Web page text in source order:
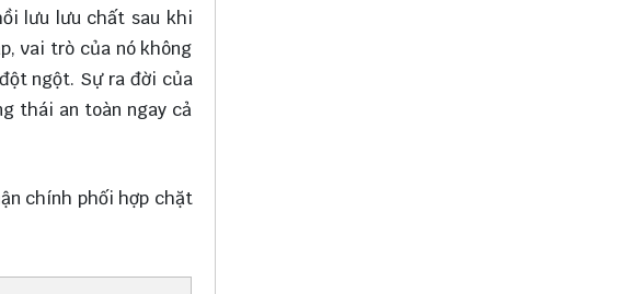
lưu lưu chất sau khi
vai trò của nó không
ngột. Sự ra đời của
thái an toàn ngay cả
chính phối hợp chặt